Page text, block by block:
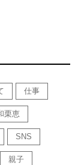
仕事
栗恵
SNS
親子